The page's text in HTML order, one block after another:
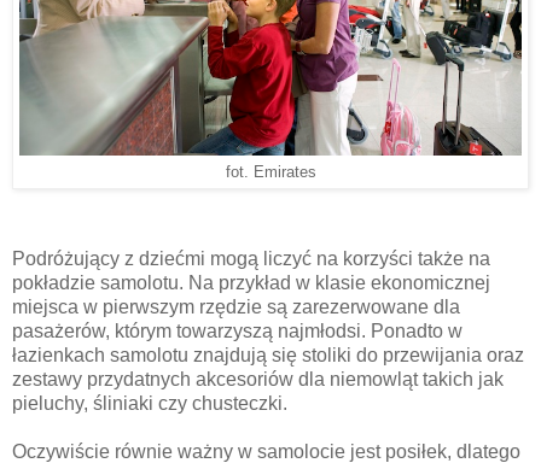
fot. Emirates
Podróżujący z dziećmi mogą liczyć na korzyści także na
pokładzie samolotu. Na przykład w klasie ekonomicznej
miejsca w pierwszym rzędzie są zarezerwowane dla
pasażerów, którym towarzyszą najmłodsi. Ponadto w
łazienkach samolotu znajdują się stoliki do przewijania oraz
zestawy przydatnych akcesoriów dla niemowląt takich jak
pieluchy, śliniaki czy chusteczki.
Oczywiście równie ważny w samolocie jest posiłek, dlatego